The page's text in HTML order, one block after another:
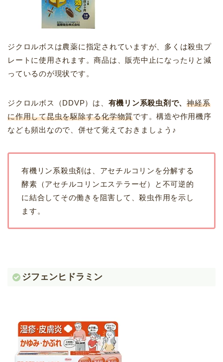
ジクロルボスは農薬に指定されていますが、多くは殺虫プ
レートに使用されます。商品は、販売中止になったりと減
っているのが現状です。
ジクロルボス（DDVP）は、 有機リン系殺虫剤で、神経系
に作用して昆虫を駆除する化学物質です。構造や作用機序
なども頻出なので、併せて覚えておきましょう♪
有機リン系殺虫剤は、アセチルコリンを分解する
酵素（アセチルコリンエステラーゼ）と不可逆的
に結合してその働きを阻害して、殺虫作用を示し
ます。
ジフェンヒドラミン